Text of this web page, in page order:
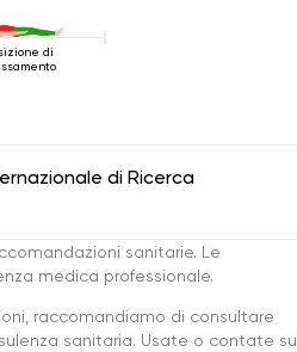
di
di Ricerca
sanitarie. Le
medica professionale.
raccomandiamo di consultare
sanitaria. Usate o contate su